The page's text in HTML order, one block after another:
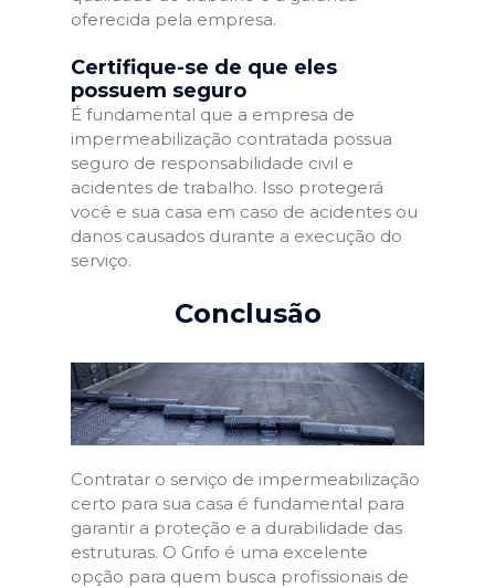
oferecida pela empresa.
Certifique-se de que eles
possuem seguro
É fundamental que a empresa de
impermeabilização contratada possua
seguro de responsabilidade civil e
acidentes de trabalho. Isso protegerá
você e sua casa em caso de acidentes ou
danos causados durante a execução do
serviço.
Conclusão
Contratar o serviço de impermeabilização
certo para sua casa é fundamental para
garantir a proteção e a durabilidade das
estruturas. O Grifo é uma excelente
opção para quem busca profissionais de